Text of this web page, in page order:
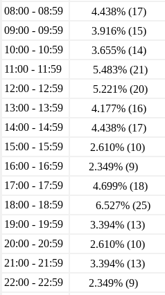
08:00 - 08:59
4.438% (17)
09:00 - 09:59
3.916% (15)
10:00 - 10:59
3.655% (14)
11:00 - 11:59
5.483% (21)
12:00 - 12:59
5.221% (20)
13:00 - 13:59
4.177% (16)
14:00 - 14:59
4.438% (17)
15:00 - 15:59
2.610% (10)
16:00 - 16:59
2.349% (9)
17:00 - 17:59
4.699% (18)
18:00 - 18:59
6.527% (25)
19:00 - 19:59
3.394% (13)
20:00 - 20:59
2.610% (10)
21:00 - 21:59
3.394% (13)
22:00 - 22:59
2.349% (9)